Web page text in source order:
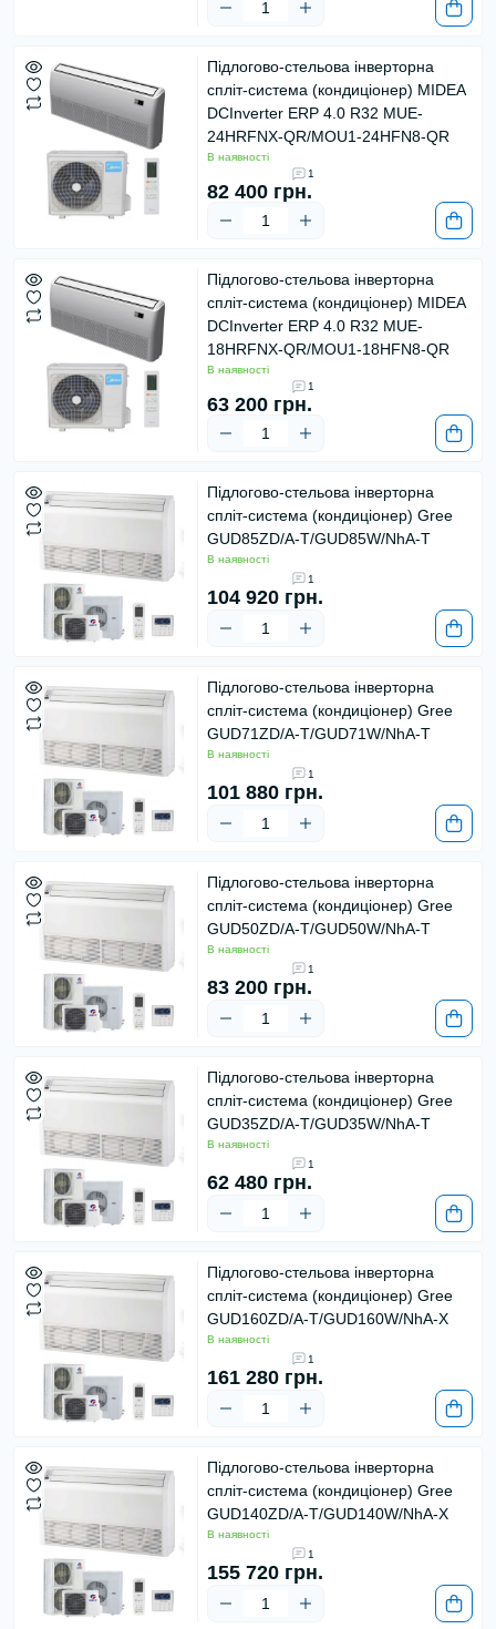
Підлогово-стельова інверторна
спліт-система (кондиціонер) MIDEA
DCInverter ERP 4.0 R32 MUE-
24HRFNX-QR/MOU1-24HFN8-QR
В наявності
1
82 400 грн.
Підлогово-стельова інверторна
спліт-система (кондиціонер) MIDEA
DCInverter ERP 4.0 R32 MUE-
18HRFNX-QR/MOU1-18HFN8-QR
В наявності
1
63 200 грн.
Підлогово-стельова інверторна
спліт-система (кондиціонер) Gree
GUD85ZD/A-T/GUD85W/NhA-T
В наявності
1
104 920 грн.
Підлогово-стельова інверторна
спліт-система (кондиціонер) Gree
GUD71ZD/A-T/GUD71W/NhA-T
В наявності
1
101 880 грн.
Підлогово-стельова інверторна
спліт-система (кондиціонер) Gree
GUD50ZD/A-T/GUD50W/NhA-T
В наявності
1
83 200 грн.
Підлогово-стельова інверторна
спліт-система (кондиціонер) Gree
GUD35ZD/A-T/GUD35W/NhA-T
В наявності
1
62 480 грн.
Підлогово-стельова інверторна
спліт-система (кондиціонер) Gree
GUD160ZD/A-T/GUD160W/NhA-X
В наявності
1
161 280 грн.
Підлогово-стельова інверторна
спліт-система (кондиціонер) Gree
GUD140ZD/A-T/GUD140W/NhA-X
В наявності
1
155 720 грн.